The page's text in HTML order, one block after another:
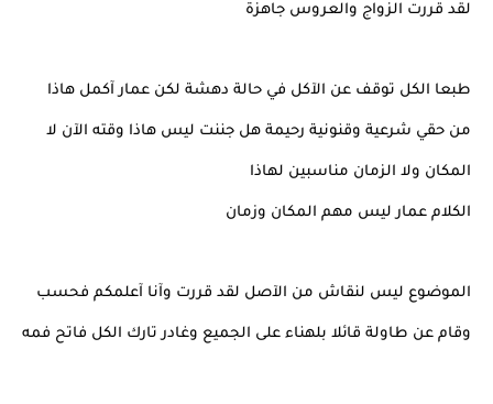
لقد قررت الزواج والعروس جاهزة
طبعا الكل توقف عن الآكل في حالة دهشة لكن عمار آكمل هاذا
من حقي شرعية وقنونية رحيمة هل جننت ليس هاذا وقته الآن لا
المكان ولا الزمان مناسبين لهاذا
الكلام عمار ليس مهم المكان وزمان
الموضوع ليس لنقاش من الآصل لقد قررت وآنا آعلمكم فحسب
وقام عن طاولة قائلا بلهناء على الجميع وغادر تارك الكل فاتح فمه